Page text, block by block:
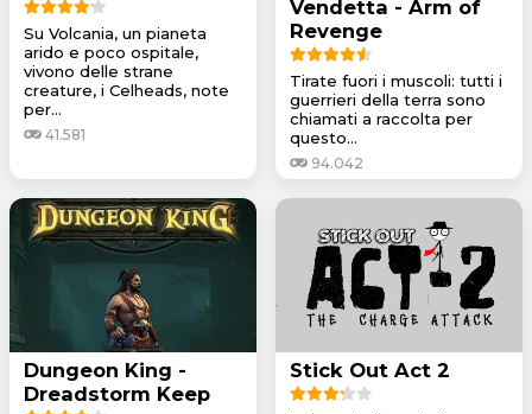
Su Volcania, un pianeta
arido e poco ospitale,
vivono delle strane
creature, i Celheads, note
per...
41.581
Vendetta - Arm of
Revenge
Tirate fuori i muscoli: tutti i
guerrieri della terra sono
chiamati a raccolta per
questo...
94.042
Dungeon King -
Dreadstorm Keep
Stick Out Act 2